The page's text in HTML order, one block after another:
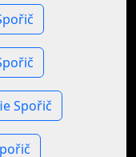
Spořič